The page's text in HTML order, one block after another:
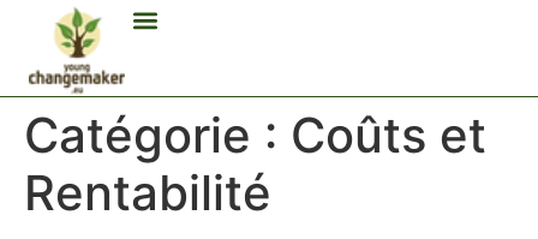
Catégorie : Coûts et
Rentabilité